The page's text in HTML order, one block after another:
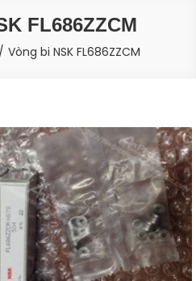
FL686ZZCM
Vòng bi NSK FL686ZZCM